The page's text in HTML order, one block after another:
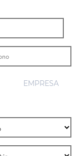
EMPRESA